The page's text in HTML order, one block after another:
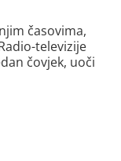
časovima,
televizije
čovjek, uoči